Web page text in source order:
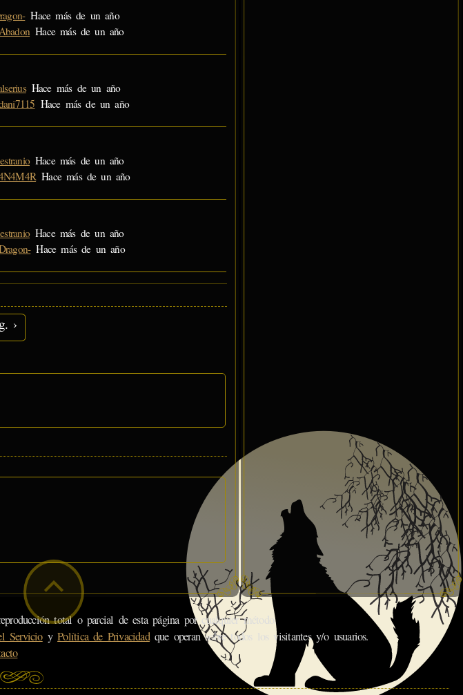
Hace más de un año
Hace más de un año
Hace más de un año
Hace más de un año
Hace más de un año
Hace más de un año
Hace más de un año
Hace más de un año
›
total o parcial de esta página por cualquier método.
ServicioyPolítica de Privacidadque operan sobre todos los visitantes y/o usuarios.